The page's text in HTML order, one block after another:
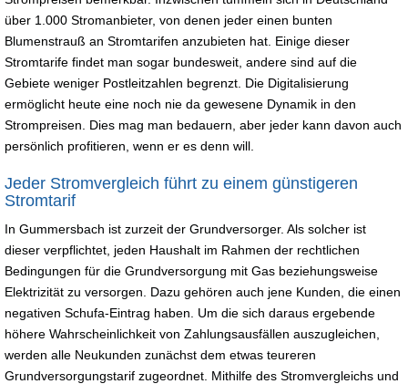
über 1.000 Stromanbieter, von denen jeder einen bunten
Blumenstrauß an Stromtarifen anzubieten hat. Einige dieser
Stromtarife findet man sogar bundesweit, andere sind auf die
Gebiete weniger Postleitzahlen begrenzt. Die Digitalisierung
ermöglicht heute eine noch nie da gewesene Dynamik in den
Strompreisen. Dies mag man bedauern, aber jeder kann davon auch
persönlich profitieren, wenn er es denn will.
Jeder Stromvergleich führt zu einem günstigeren
Stromtarif
In Gummersbach ist zurzeit der Grundversorger. Als solcher ist
dieser verpflichtet, jeden Haushalt im Rahmen der rechtlichen
Bedingungen für die Grundversorgung mit Gas beziehungsweise
Elektrizität zu versorgen. Dazu gehören auch jene Kunden, die einen
negativen Schufa-Eintrag haben. Um die sich daraus ergebende
höhere Wahrscheinlichkeit von Zahlungsausfällen auszugleichen,
werden alle Neukunden zunächst dem etwas teureren
Grundversorgungstarif zugeordnet. Mithilfe des Stromvergleichs und